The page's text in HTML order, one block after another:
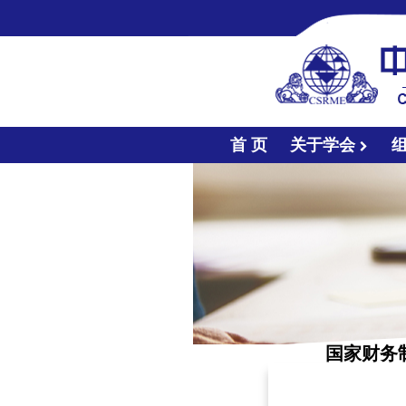
首 页 关于学会
国家财务